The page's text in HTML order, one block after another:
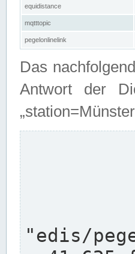
equidistance
mqtttopic
pegelonlinelink
Das
Antwort der
"edis/